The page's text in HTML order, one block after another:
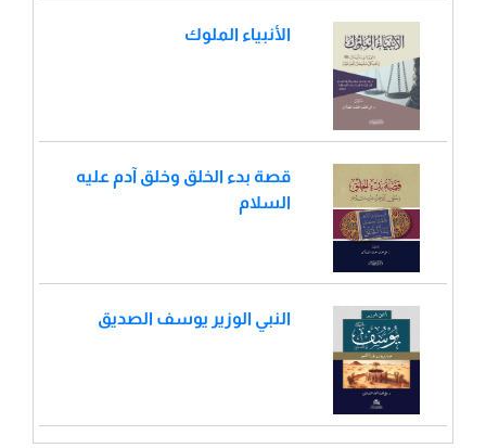
الأنبياء الملوك
قصة بدء الخلق وخلق آدم عليه
السلام
النبي الوزير يوسف الصديق